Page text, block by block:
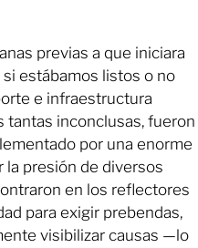
previas a que iniciara
estábamos listos o no
e infraestructura
tantas inconclusas, fueron
por una enorme
presión de diversos
en los reflectores
para exigir prebendas,
visibilizar causas —lo